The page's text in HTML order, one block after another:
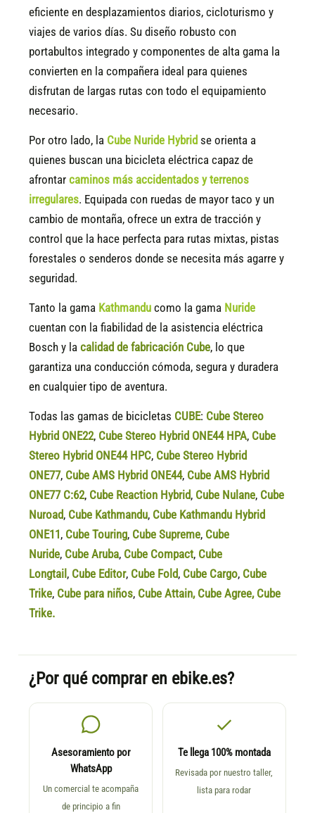
eficiente en desplazamientos diarios, cicloturismo y
viajes de varios días. Su diseño robusto con
portabultos integrado y componentes de alta gama la
convierten en la compañera ideal para quienes
disfrutan de largas rutas con todo el equipamiento
necesario.
Por otro lado, la Cube Nuride Hybrid se orienta a
quienes buscan una bicicleta eléctrica capaz de
afrontarcaminos más accidentados y terrenos
irregulares. Equipada con ruedas de mayor taco y un
cambio de montaña, ofrece un extra de tracción y
control que la hace perfecta para rutas mixtas, pistas
forestales o senderos donde se necesita más agarre y
seguridad.
Tanto la gama Kathmandu como la gama Nuride
cuentan con la fiabilidad de la asistencia eléctrica
Bosch y lacalidad de fabricación Cube, lo que
garantiza una conducción cómoda, segura y duradera
en cualquier tipo de aventura.
Todas las gamas de bicicletas CUBE: Cube Stereo
Hybrid ONE22, Cube Stereo Hybrid ONE44 HPA, Cube
Stereo Hybrid ONE44 HPC, Cube Stereo Hybrid
ONE77, Cube AMS Hybrid ONE44, Cube AMS Hybrid
ONE77 C:62, Cube Reaction Hybrid, Cube Nulane, Cube
Nuroad, Cube Kathmandu, Cube Kathmandu Hybrid
ONE11, Cube Touring, Cube Supreme, Cube
Nuride, Cube Aruba, Cube Compact, Cube
Longtail , Cube Editor, Cube Fold, Cube Cargo, Cube
Trike, Cube para niños, Cube Attain, Cube Agree, Cube
Trike.
¿Por qué comprar en ebike.es?
Asesoramiento por
WhatsApp
Un comercial te acompaña
de principio a fin
Te llega 100% montada
Revisada por nuestro taller,
lista para rodar